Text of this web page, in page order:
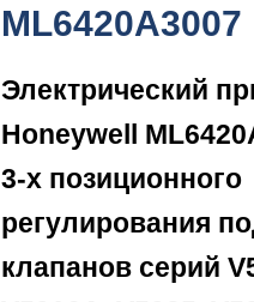
ML6420A3007
Электрический
Honeywell
3-х позиционного
регулирования
клапанов серий